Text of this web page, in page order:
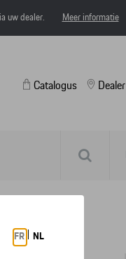
uw dealer. Meer informatie
Catalogus Dealer